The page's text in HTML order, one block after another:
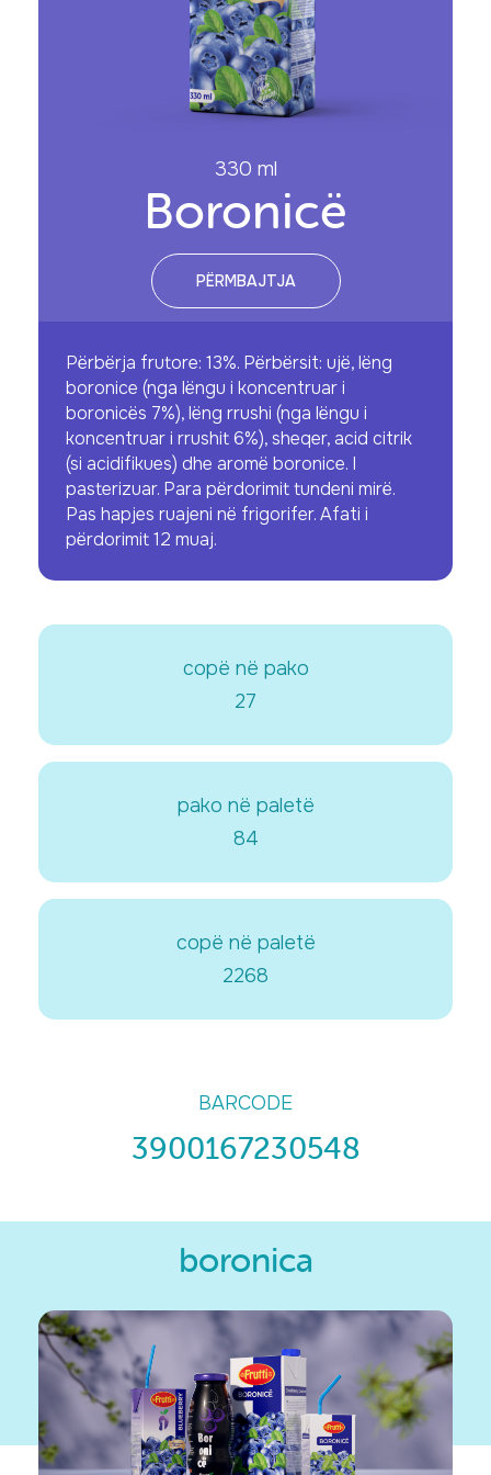
330 ml
Boronicë
PËRMBAJTJA
Përbërja frutore: 13%. Përbërsit: ujë, lëng
boronice (nga lëngu i koncentruar i
boronicës 7%), lëng rrushi (nga lëngu i
koncentruar i rrushit 6%), sheqer, acid citrik
(si acidifikues) dhe aromë boronice. I
pasterizuar. Para përdorimit tundeni mirë.
Pas hapjes ruajeni në frigorifer. Afati i
përdorimit 12 muaj.
copë në pako
27
pako në paletë
84
copë në paletë
2268
BARCODE
3900167230548
boronica